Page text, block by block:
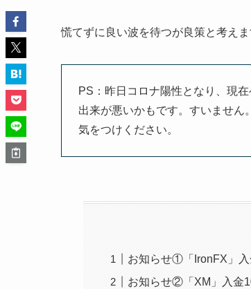
慌てずに良い波を待つが良策と考えま
PS：昨日コロナ陽性となり、現
出来が悪いかもです。すいません
気をつけください。
お知らせ①「IronFX」
お知らせ②「XM」入金